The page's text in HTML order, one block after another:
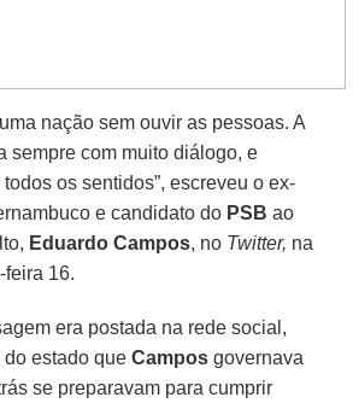
nação sem ouvir as pessoas. A
sempre com muito diálogo, e
os sentidos”, escreveu o ex-
e candidato do PSB ao
Eduardo Campos, no Twitter, na
feira 16.
era postada na rede social,
do estado queCampos governava
se preparavam para cumprir